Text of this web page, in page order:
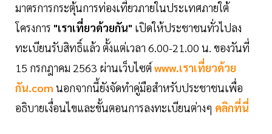
มาตรการกระตุ้นการท่องเที่ยวภายในประเทศภายใต้
โครงการ "เราเที่ยวด้วยกัน" เปิดให้ประชาชนทั่วไปลง
ทะเบียนรับสิทธิ์แล้ว ตั้งแต่เวลา 6.00-21.00 น. ของวันที่
15 กรกฎาคม 2563 ผ่านเว็บไซต์ www.เราเที่ยวด้วย
กัน.com นอกจากนี้ยังจัดทำคู่มือสำหรับประชาชนเพื่อ
อธิบายเงื่อนไขและขั้นตอนการลงทะเบียนต่างๆ คลิกที่นี่